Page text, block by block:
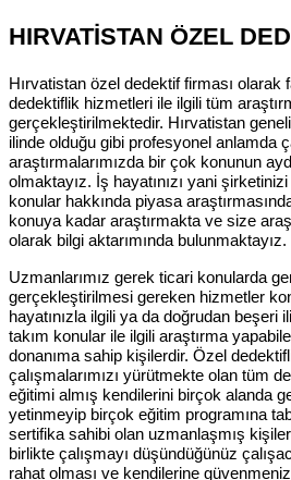
HIRVATİSTAN ÖZEL
Hırvatistan özel dedektif firması olarak
dedektiflik hizmetleri ile ilgili tüm
gerçekleştirilmektedir. Hırvatistan
ilinde olduğu gibi profesyonel anlamda
araştırmalarımızda bir çok konunun
olmaktayız. İş hayatınızı yani
konular hakkında piyasa
konuya kadar araştırmakta ve size
olarak bilgi aktarımında bulunmaktayız.
Uzmanlarımız gerek ticari konularda
gerçekleştirilmesi gereken hizmetler
hayatınızla ilgili ya da doğrudan beşeri
takım konular ile ilgili araştırma
donanıma sahip kişilerdir. Özel
çalışmalarımızı yürütmekte olan tüm
eğitimi almış kendilerini birçok alanda
yetinmeyip birçok eğitim programına
sertifika sahibi olan uzmanlaşmış
birlikte çalışmayı düşündüğünüz
rahat olması ve kendilerine